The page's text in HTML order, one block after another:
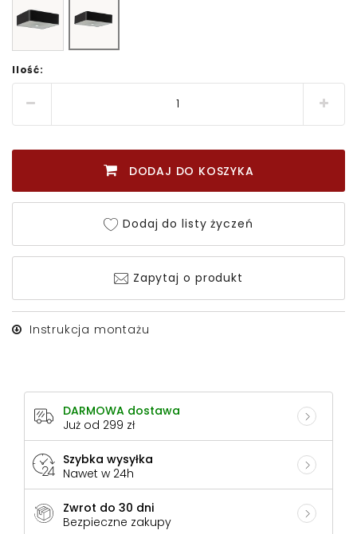
Ilość:
DODAJ DO KOSZYKA
Dodaj do listy życzeń
Zapytaj o produkt
Instrukcja montażu
DARMOWA dostawa
Już od 299 zł
Szybka wysyłka
Nawet w 24h
Zwrot do 30 dni
Bezpieczne zakupy